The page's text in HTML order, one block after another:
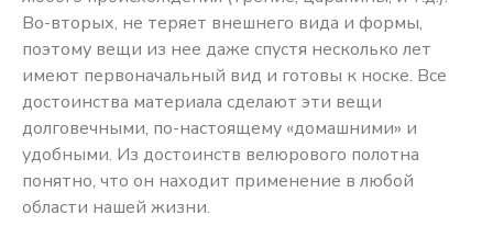
Во-вторых, не теряет внешнего вида и формы,
поэтому вещи из нее даже спустя несколько лет
имеют первоначальный вид и готовы к носке. Все
достоинства материала сделают эти вещи
долговечными, по-настоящему «домашними» и
удобными. Из достоинств велюрового полотна
понятно, что он находит применение в любой
области нашей жизни.